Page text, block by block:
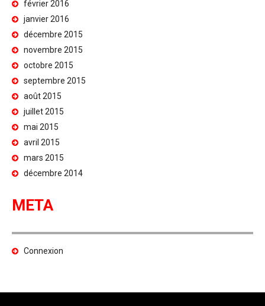
février 2016
janvier 2016
décembre 2015
novembre 2015
octobre 2015
septembre 2015
août 2015
juillet 2015
mai 2015
avril 2015
mars 2015
décembre 2014
META
Connexion